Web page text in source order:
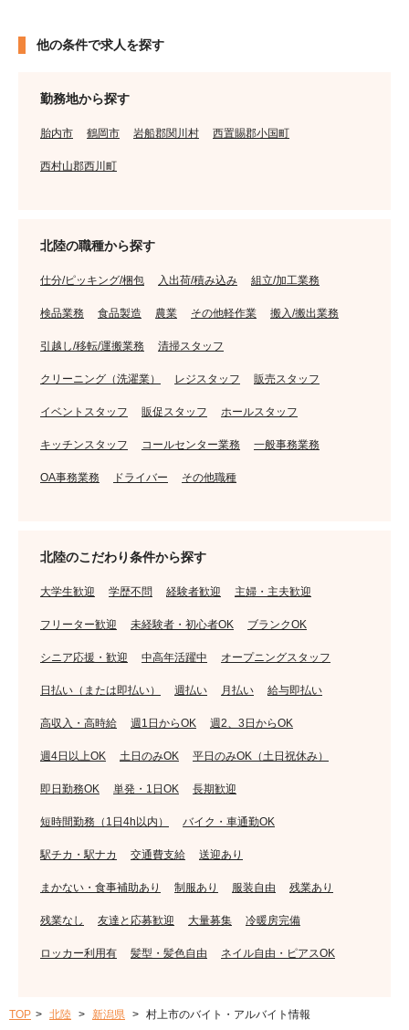
他の条件で求人を探す
勤務地から探す
胎内市 鶴岡市 岩船郡関川村 西置賜郡小国町
西村山郡西川町
北陸の職種から探す
仕分/ピッキング/梱包 入出荷/積み込み 組立/加工業務
検品業務 食品製造 農業 その他軽作業 搬入/搬出業務
引越し/移転/運搬業務 清掃スタッフ
クリーニング（洗濯業） レジスタッフ 販売スタッフ
イベントスタッフ 販促スタッフ ホールスタッフ
キッチンスタッフ コールセンター業務 一般事務業務
OA事務業務 ドライバー その他職種
北陸のこだわり条件から探す
大学生歓迎 学歴不問 経験者歓迎 主婦・主夫歓迎
フリーター歓迎 未経験者・初心者OK ブランクOK
シニア応援・歓迎 中高年活躍中 オープニングスタッフ
日払い（または即払い） 週払い 月払い 給与即払い
高収入・高時給 週1日からOK 週2、3日からOK
週4日以上OK 土日のみOK 平日のみOK（土日祝休み）
即日勤務OK 単発・1日OK 長期歓迎
短時間勤務（1日4h以内） バイク・車通勤OK
駅チカ・駅ナカ 交通費支給 送迎あり
まかない・食事補助あり 制服あり 服装自由 残業あり
残業なし 友達と応募歓迎 大量募集 冷暖房完備
ロッカー利用有 髪型・髪色自由 ネイル自由・ピアスOK
TOP 北陸 新潟県 村上市のバイト・アルバイト情報